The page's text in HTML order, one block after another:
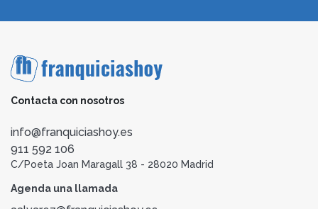
Contacta con nosotros
info@franquiciashoy.es
911 592 106
C/Poeta Joan Maragall 38 - 28020 Madrid
Agenda una llamada